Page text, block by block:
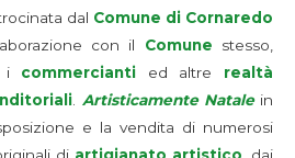
dal Comune di Cornaredo
con il Comune stesso,
i commercianti ed altre realtà
. Artisticamente Natalein
e la vendita di numerosi